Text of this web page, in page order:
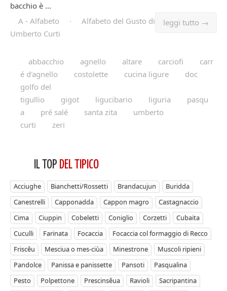
bacchio è ...
leggi tutto →
A - Alfabeto ·
Alfabeto del Gusto di
Umberto Curti
abbacchio agnello altare carciofi
carr
é d'agnello
costolette cucina ligure
doc
golfo del
tigullio
gigot ligucibario liguria
pasqu
a
pré salé santa zita
umberto
curti
zeri
IL TOP DEL TIPICO
Acciughe Bianchetti/Rossetti Brandacujun
Buridda
Canestrelli
Capponadda Cappon magro
Castagnaccio
Cima
Ciuppin Cobeletti Coniglio Corzetti
Cubaita
Cuculli
Farinata Focaccia
Focaccia col formaggio di Recco
Friscêu
Mesciua o mes-ciùa Minestrone
Muscoli ripieni
Pandolce
Panissa e panissette Pansoti
Pasqualina
Pesto
Polpettone Prescinsêua Ravioli
Sacripantina